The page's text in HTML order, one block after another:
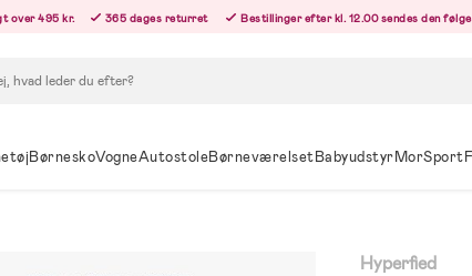
over 495 kr. 365 dages returret Bestillinger efter kl. 12.00 sendes den
BørneskoVogneAutostoleBørneværelsetBabyudstyrMorSport
Hyperfied